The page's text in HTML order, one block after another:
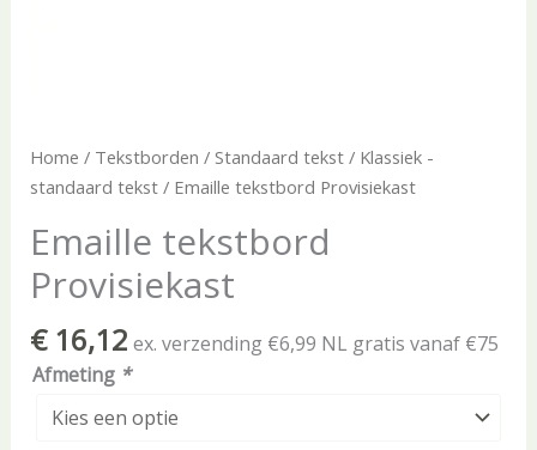
Home / Tekstborden / Standaard tekst/ Klassiek -
standaard tekst/ Emaille tekstbord Provisiekast
Emaille tekstbord
Provisiekast
€16,12 ex. verzending €6,99 NL gratis vanaf €75
Afmeting *